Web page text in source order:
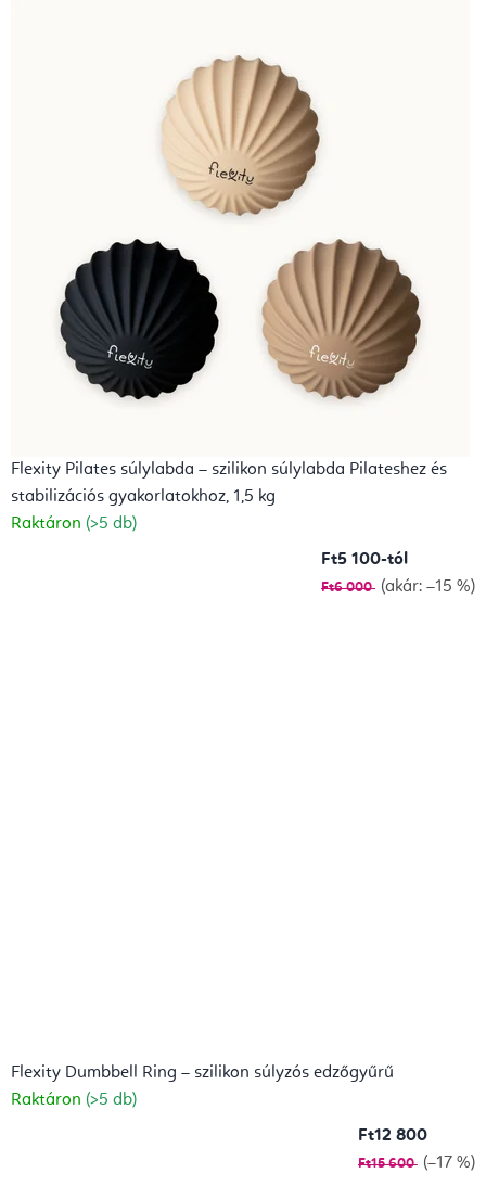
Flexity Pilates súlylabda – szilikon súlylabda Pilateshez és
stabilizációs gyakorlatokhoz, 1,5 kg
Raktáron (>5 db)
Ft5 100-tól
Ft6 000 (akár: –15 %)
Flexity Dumbbell Ring – szilikon súlyzós edzőgyűrű
Raktáron (>5 db)
Ft12 800
Ft15 600 (–17 %)